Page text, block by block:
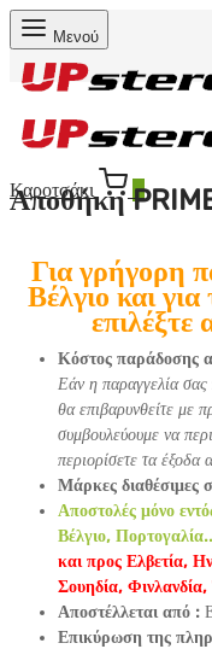
Μενού
Καροτσάκι 0
Αποθήκη
Για γρήγορη
Βέλγιο και
Κόστος παράδοσης
Εάν η παραγγελία σας
θα επιβαρυνθείτε με
συμβουλεύουμε να
περιορίσετε τα έξοδα
Μάρκες διαθέσιμες
Αποστολές μόνο
Βέλγιο,
και προς Ελβετία,
Σουηδία,
Αποστέλλεται από :
Επικύρωση της